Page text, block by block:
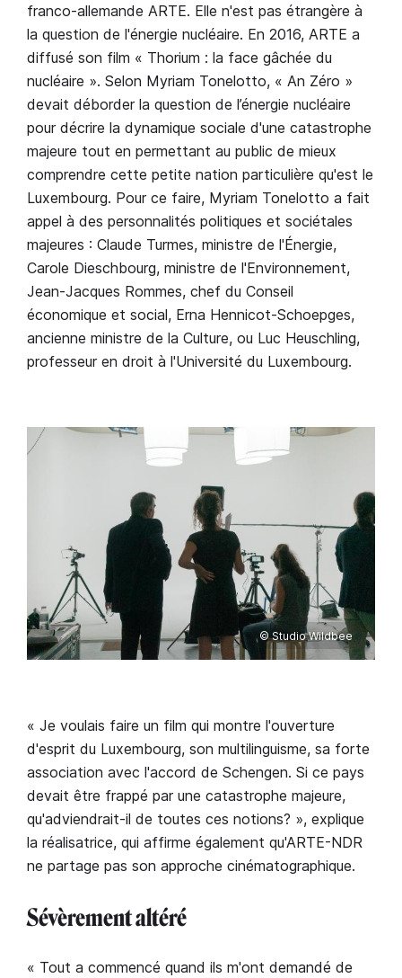
franco-allemande ARTE. Elle n'est pas étrangère à
la question de l'énergie nucléaire. En 2016, ARTE a
diffusé son film « Thorium : la face gâchée du
nucléaire ». Selon Myriam Tonelotto, « An Zéro »
devait déborder la question de l’énergie nucléaire
pour décrire la dynamique sociale d'une catastrophe
majeure tout en permettant au public de mieux
comprendre cette petite nation particulière qu'est le
Luxembourg. Pour ce faire, Myriam Tonelotto a fait
appel à des personnalités politiques et sociétales
majeures : Claude Turmes, ministre de l'Énergie,
Carole Dieschbourg, ministre de l'Environnement,
Jean-Jacques Rommes, chef du Conseil
économique et social, Erna Hennicot-Schoepges,
ancienne ministre de la Culture, ou Luc Heuschling,
professeur en droit à l'Université du Luxembourg.
© Studio Wildbee
« Je voulais faire un film qui montre l'ouverture
d'esprit du Luxembourg, son multilinguisme, sa forte
association avec l'accord de Schengen. Si ce pays
devait être frappé par une catastrophe majeure,
qu'adviendrait-il de toutes ces notions? », explique
la réalisatrice, qui affirme également qu'ARTE-NDR
ne partage pas son approche cinématographique.
Sévèrement altéré
« Tout a commencé quand ils m'ont demandé de